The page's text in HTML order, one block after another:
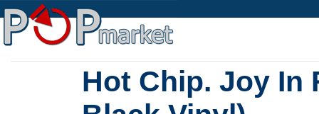
Hot Chip. Joy In